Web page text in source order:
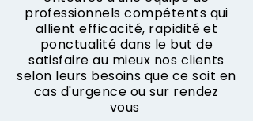
professionnels compétents qui
allient efficacité, rapidité et
ponctualité dans le but de
satisfaire au mieux nos clients
selon leurs besoins que ce soit en
cas d'urgence ou sur rendez
vous